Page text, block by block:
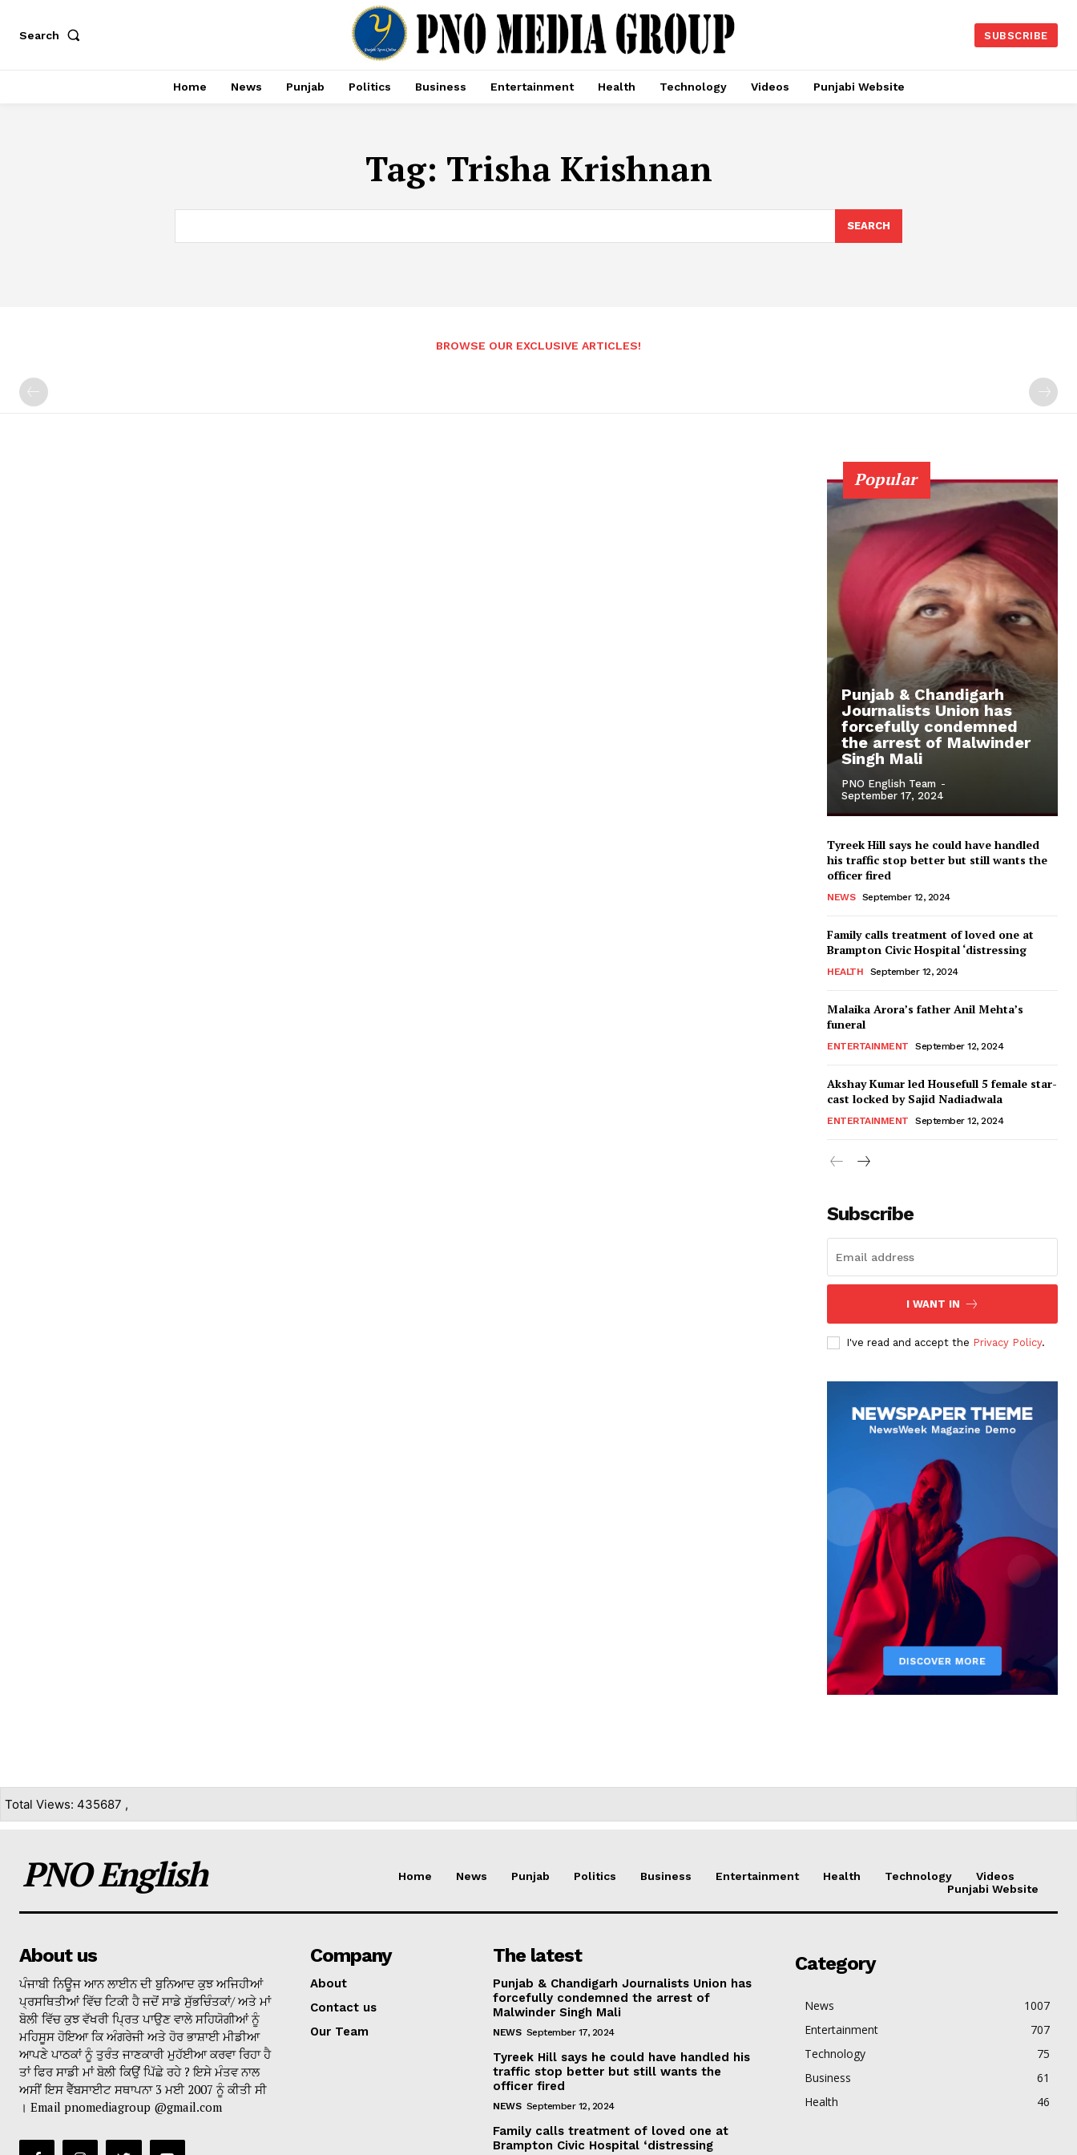
Search SUBSCRIBE
Home News Punjab Politics Business Entertainment Health Technology Videos Punjabi Website
Tag: Trisha Krishnan
SEARCH
BROWSE OUR EXCLUSIVE ARTICLES!
Popular
Punjab & Chandigarh
Journalists Union has
forcefully condemned
the arrest of Malwinder
Singh Mali
PNO English Team -
September 17, 2024
Tyreek Hill says he could have handled
his traffic stop better but still wants the
officer fired
NEWS September 12, 2024
Family calls treatment of loved one at
Brampton Civic Hospital ‘distressing
HEALTH September 12, 2024
Malaika Arora’s father Anil Mehta’s
funeral
ENTERTAINMENT September 12, 2024
Akshay Kumar led Housefull 5 female star-
cast locked by Sajid Nadiadwala
ENTERTAINMENT September 12, 2024
Subscribe
I WANT IN
I've read and accept the Privacy Policy.
Total Views: 435687 ,
PNO English Home News Punjab Politics Business Entertainment Health Technology
Videos
Punjabi Website
About us
ਪੰਜਾਬੀ ਨਿਊਜ ਆਨ ਲਾਈਨ ਦੀ ਬੁਨਿਆਦ ਕੁਝ ਅਜਿਹੀਆਂ
ਪ੍ਰਸਥਿਤੀਆਂ ਵਿੱਚ ਟਿਕੀ ਹੈ ਜਦੋਂ ਸਾਡੇ ਸੁੱਭਚਿੰਤਕਾਂ/ ਅਤੇ ਮਾਂ
ਬੋਲੀ ਵਿੱਚ ਕੁਝ ਵੱਖਰੀ ਪ੍ਰਿਤ ਪਾਉਣ ਵਾਲੇ ਸਹਿਯੋਗੀਆਂ ਨੂੰ
ਮਹਿਸੂਸ ਹੋਇਆ ਕਿ ਅੰਗਰੇਜੀ ਅਤੇ ਹੋਰ ਭਾਸ਼ਾਈ ਮੀਡੀਆ
ਆਪਣੇ ਪਾਠਕਾਂ ਨੂੰ ਤੁਰੰਤ ਜਾਣਕਾਰੀ ਮੁਹੱਈਆ ਕਰਵਾ ਰਿਹਾ ਹੈ
ਤਾਂ ਫਿਰ ਸਾਡੀ ਮਾਂ ਬੋਲੀ ਕਿਉਂ ਪਿੱਛੇ ਰਹੇ ? ਇਸੇ ਮੰਤਵ ਨਾਲ
ਅਸੀਂ ਇਸ ਵੈੱਬਸਾਈਟ ਸਥਾਪਨਾ 3 ਮਈ 2007 ਨੂੰ ਕੀਤੀ ਸੀ
। Email pnomediagroup @gmail.com
Company
About
Contact us
Our Team
The latest
Punjab & Chandigarh Journalists Union has
forcefully condemned the arrest of
Malwinder Singh Mali
NEWS September 17, 2024
Tyreek Hill says he could have handled his
traffic stop better but still wants the
officer fired
NEWS September 12, 2024
Family calls treatment of loved one at
Brampton Civic Hospital ‘distressing
Category
News
1007
Entertainment
707
Technology
75
Business
61
Health
46